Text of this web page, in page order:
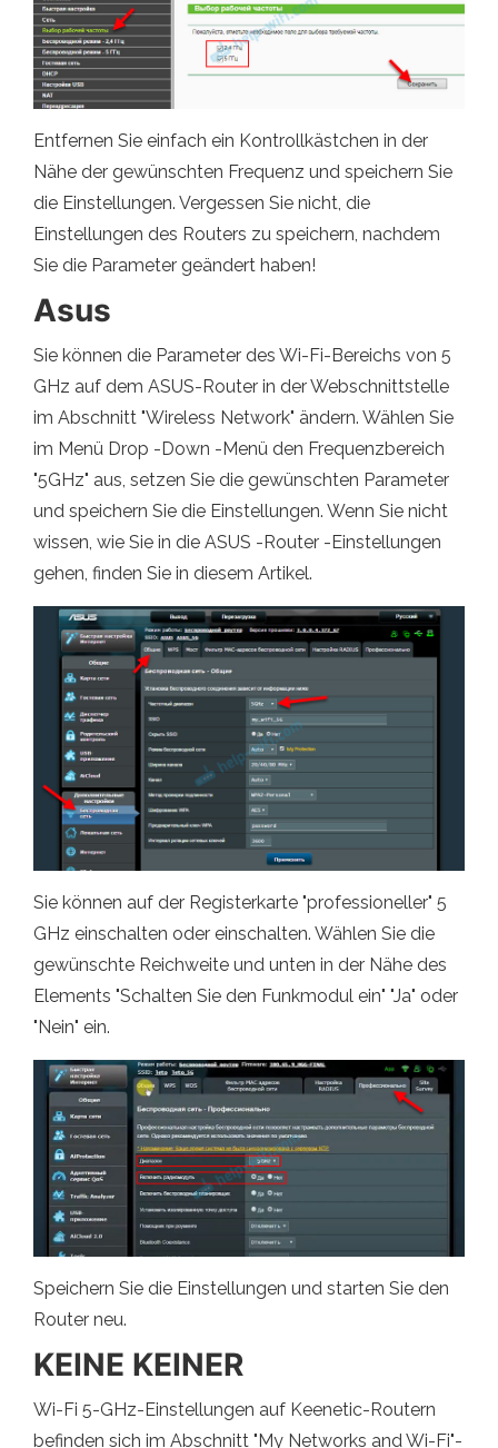
Entfernen Sie einfach ein Kontrollkästchen in der
Nähe der gewünschten Frequenz und speichern Sie
die Einstellungen. Vergessen Sie nicht, die
Einstellungen des Routers zu speichern, nachdem
Sie die Parameter geändert haben!
Asus
Sie können die Parameter des Wi-Fi-Bereichs von 5
GHz auf dem ASUS-Router in der Webschnittstelle
im Abschnitt "Wireless Network" ändern. Wählen Sie
im Menü Drop -Down -Menü den Frequenzbereich
"5GHz" aus, setzen Sie die gewünschten Parameter
und speichern Sie die Einstellungen. Wenn Sie nicht
wissen, wie Sie in die ASUS -Router -Einstellungen
gehen, finden Sie in diesem Artikel.
Sie können auf der Registerkarte "professioneller" 5
GHz einschalten oder einschalten. Wählen Sie die
gewünschte Reichweite und unten in der Nähe des
Elements "Schalten Sie den Funkmodul ein" "Ja" oder
"Nein" ein.
Speichern Sie die Einstellungen und starten Sie den
Router neu.
KEINE KEINER
Wi-Fi 5-GHz-Einstellungen auf Keenetic-Routern
befinden sich im Abschnitt "My Networks and Wi-Fi"-